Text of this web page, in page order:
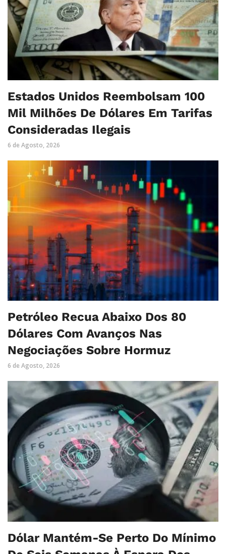
Estados Unidos Reembolsam 100
Mil Milhões De Dólares Em Tarifas
Consideradas Ilegais
6 de Agosto, 2026
Petróleo Recua Abaixo Dos 80
Dólares Com Avanços Nas
Negociações Sobre Hormuz
6 de Agosto, 2026
Dólar Mantém-Se Perto Do Mínimo